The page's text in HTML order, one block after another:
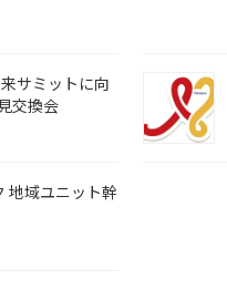
サミットに向
交換会
地域ユニット幹